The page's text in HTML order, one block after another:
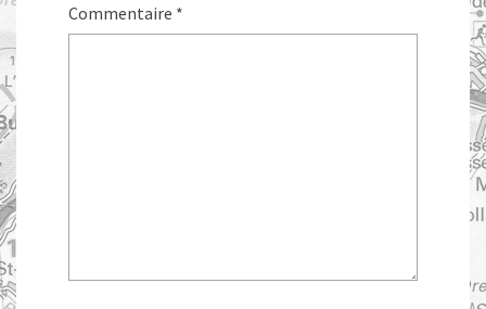
Commentaire *